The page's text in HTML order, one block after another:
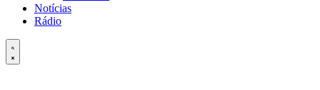
Notícias
Rádio